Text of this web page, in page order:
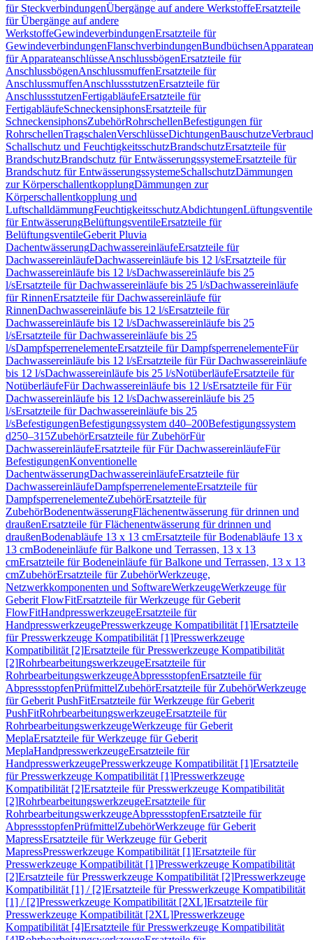
für SteckverbindungenÜbergänge auf andere WerkstoffeErsatzteile
für Übergänge auf andere
WerkstoffeGewindeverbindungenErsatzteile für
GewindeverbindungenFlanschverbindungenBundbüchsen
für ApparateanschlüsseAnschlussbögenErsatzteile für
AnschlussbögenAnschlussmuffenErsatzteile für
AnschlussmuffenAnschlussstutzenErsatzteile für
AnschlussstutzenFertigabläufeErsatzteile für
FertigabläufeSchneckensiphonsErsatzteile für
SchneckensiphonsZubehörRohrschellenBefestigungen für
RohrschellenTragschalenVerschlüsseDichtungenBauschutze
Schallschutz und FeuchtigkeitsschutzBrandschutzErsatzteile für
BrandschutzBrandschutz für EntwässerungssystemeErsatzteile für
Brandschutz für EntwässerungssystemeSchallschutzDämmungen
zur KörperschallentkopplungDämmungen zur
Körperschallentkopplung und
LuftschalldämmungFeuchtigkeitsschutzAbdichtungenLüftungsventile
für EntwässerungBelüftungsventileErsatzteile für
BelüftungsventileGeberit Pluvia
DachentwässerungDachwassereinläufeErsatzteile für
DachwassereinläufeDachwassereinläufe bis 12 l/sErsatzteile für
Dachwassereinläufe bis 12 l/sDachwassereinläufe bis 25
l/sErsatzteile für Dachwassereinläufe bis 25 l/sDachwassereinläufe
für RinnenErsatzteile für Dachwassereinläufe für
RinnenDachwassereinläufe bis 12 l/sErsatzteile für
Dachwassereinläufe bis 12 l/sDachwassereinläufe bis 25
l/sErsatzteile für Dachwassereinläufe bis 25
l/sDampfsperrenelementeErsatzteile für DampfsperrenelementeFür
Dachwassereinläufe bis 12 l/sErsatzteile für Für Dachwassereinläufe
bis 12 l/sDachwassereinläufe bis 25 l/sNotüberläufeErsatzteile für
NotüberläufeFür Dachwassereinläufe bis 12 l/sErsatzteile für Für
Dachwassereinläufe bis 12 l/sDachwassereinläufe bis 25
l/sErsatzteile für Dachwassereinläufe bis 25
l/sBefestigungenBefestigungssystem d40–200Befestigungssystem
d250–315ZubehörErsatzteile für ZubehörFür
DachwassereinläufeErsatzteile für Für DachwassereinläufeFür
BefestigungenKonventionelle
DachentwässerungDachwassereinläufeErsatzteile für
DachwassereinläufeDampfsperrenelementeErsatzteile für
DampfsperrenelementeZubehörErsatzteile für
ZubehörBodenentwässerungFlächenentwässerung für drinnen und
draußenErsatzteile für Flächenentwässerung für drinnen und
draußenBodenabläufe 13 x 13 cmErsatzteile für Bodenabläufe 13 x
13 cmBodeneinläufe für Balkone und Terrassen, 13 x 13
cmErsatzteile für Bodeneinläufe für Balkone und Terrassen, 13 x 13
cmZubehörErsatzteile für ZubehörWerkzeuge,
Netzwerkkomponenten und SoftwareWerkzeugeWerkzeuge für
Geberit FlowFitErsatzteile für Werkzeuge für Geberit
FlowFitHandpresswerkzeugeErsatzteile für
HandpresswerkzeugePresswerkzeuge Kompatibilität [1]Ersatzteile
für Presswerkzeuge Kompatibilität [1]Presswerkzeuge
Kompatibilität [2]Ersatzteile für Presswerkzeuge Kompatibilität
[2]RohrbearbeitungswerkzeugeErsatzteile für
RohrbearbeitungswerkzeugeAbpressstopfenErsatzteile für
AbpressstopfenPrüfmittelZubehörErsatzteile für ZubehörWerkzeuge
für Geberit PushFitErsatzteile für Werkzeuge für Geberit
PushFitRohrbearbeitungswerkzeugeErsatzteile für
RohrbearbeitungswerkzeugeWerkzeuge für Geberit
MeplaErsatzteile für Werkzeuge für Geberit
MeplaHandpresswerkzeugeErsatzteile für
HandpresswerkzeugePresswerkzeuge Kompatibilität [1]Ersatzteile
für Presswerkzeuge Kompatibilität [1]Presswerkzeuge
Kompatibilität [2]Ersatzteile für Presswerkzeuge Kompatibilität
[2]RohrbearbeitungswerkzeugeErsatzteile für
RohrbearbeitungswerkzeugeAbpressstopfenErsatzteile für
AbpressstopfenPrüfmittelZubehörWerkzeuge für Geberit
MapressErsatzteile für Werkzeuge für Geberit
MapressPresswerkzeuge Kompatibilität [1]Ersatzteile für
Presswerkzeuge Kompatibilität [1]Presswerkzeuge Kompatibilität
[2]Ersatzteile für Presswerkzeuge Kompatibilität [2]Presswerkzeuge
Kompatibilität [1] / [2]Ersatzteile für Presswerkzeuge Kompatibilität
[1] / [2]Presswerkzeuge Kompatibilität [2XL]Ersatzteile für
Presswerkzeuge Kompatibilität [2XL]Presswerkzeuge
Kompatibilität [4]Ersatzteile für Presswerkzeuge Kompatibilität